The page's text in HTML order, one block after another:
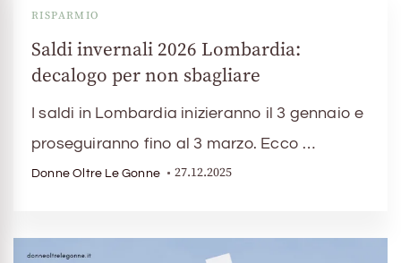
RISPARMIO
Saldi invernali 2026 Lombardia:
decalogo per non sbagliare
I saldi in Lombardia inizieranno il 3 gennaio e
proseguiranno fino al 3 marzo. Ecco …
Donne Oltre Le Gonne 27.12.2025